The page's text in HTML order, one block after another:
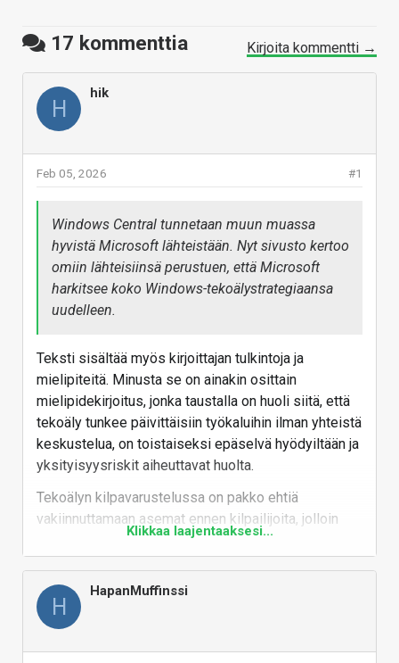
17 kommenttia Kirjoita kommentti →
H
hik
#1
Feb 05, 2026
Windows Central tunnetaan muun muassa
hyvistä Microsoft lähteistään. Nyt sivusto kertoo
omiin lähteisiinsä perustuen, että Microsoft
harkitsee koko Windows-tekoälystrategiaansa
uudelleen.
Teksti sisältää myös kirjoittajan tulkintoja ja
mielipiteitä. Minusta se on ainakin osittain
mielipidekirjoitus, jonka taustalla on huoli siitä, että
tekoäly tunkee päivittäisiin työkaluihin ilman yhteistä
keskustelua, on toistaiseksi epäselvä hyödyiltään ja
yksityisyysriskit aiheuttavat huolta.
Tekoälyn kilpavarustelussa on pakko ehtiä
vakiinnuttamaan asemat ennen kilpailijoita, jolloin
ominaisuudet pitää tuoda tarjolle keskeneräisinä.
Käyttäjät kannattaa yrittää lukita ensimmäiseen
alustaan, kun yksityisyysriski voisi hiukan nostaa
heidän kynnystä jakaa samat tiedot myös seuraavan
alustan kanssa. Siksi muutos on niin nopea ja
aggressiivinen ja aiheuttaa muutosvastarintaa.
Klikkaa laajentaaksesi...
H
HapanMuffinssi